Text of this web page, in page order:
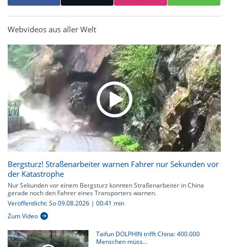
Webvideos aus aller Welt
Bergsturz! Straßenarbeiter warnen Fahrer nur Sekunden vor
der Katastrophe
Nur Sekunden vor einem Bergsturz konnten Straßenarbeiter in China
gerade noch den Fahrer eines Transporters warnen.
Veröffentlicht: So 09.08.2026 | 00:41 min
Zum Video
Taifun DOLPHIN trifft China: 400.000
Menschen müss...